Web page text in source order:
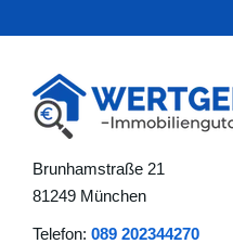
Brunhamstraße 21
81249 München
Telefon: 089 202344270